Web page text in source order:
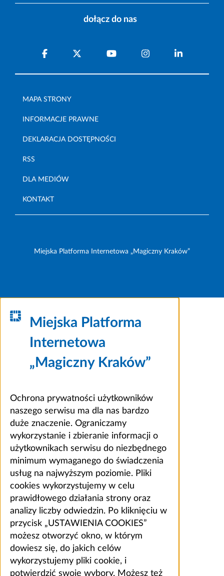
dołącz do nas
MAPA STRONY
INFORMACJE PRAWNE
DEKLARACJA DOSTĘPNOŚCI
RSS
DLA MEDIÓW
KONTAKT
Miejska Platforma Internetowa „Magiczny Kraków”
Miejska Platforma
Internetowa
„Magiczny Kraków”
Ochrona prywatności użytkowników
naszego serwisu ma dla nas bardzo
duże znaczenie. Ograniczamy
wykorzystanie i zbieranie informacji o
użytkownikach serwisu do niezbędnego
minimum wymaganego do świadczenia
usług na najwyższym poziomie. Pliki
cookies wykorzystujemy w celu
prawidłowego działania strony oraz
analizy liczby odwiedzin. Po kliknięciu w
przycisk „USTAWIENIA COOKIES”
możesz otworzyć okno, w którym
dowiesz się, do jakich celów
wykorzystujemy pliki cookie, i
potwierdzić swoje wybory. Możesz też